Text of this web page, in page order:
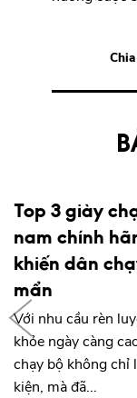
Top 3 giày
nam chính
khiến dân
mẩn
Với nhu cầu rèn
khỏe ngày càng
chạy bộ không chỉ
kiện, mà đã...